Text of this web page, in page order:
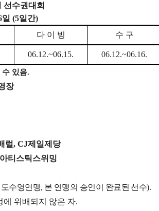
선수권대회
일 (5일간)
다 이 빙 수 구
06.12.~06.15. 06.12.~06.16.
수 있음.
장
럴, CJ제일제당
아티스틱스위밍
수영연맹, 본 연맹의 승인이 완료된 선수).
에 위배되지 않은 자.